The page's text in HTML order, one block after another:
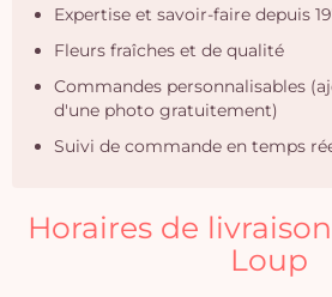
Expertise et savoir-faire depuis
Fleurs fraîches et de qualité
Commandes personnalisables
d'une photo gratuitement)
Suivi de commande en temps
Horaires de
Loup